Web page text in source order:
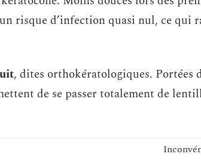
risque d’infection quasi nul, ce qui
, dites orthokératologiques. Portées
de se passer totalement de